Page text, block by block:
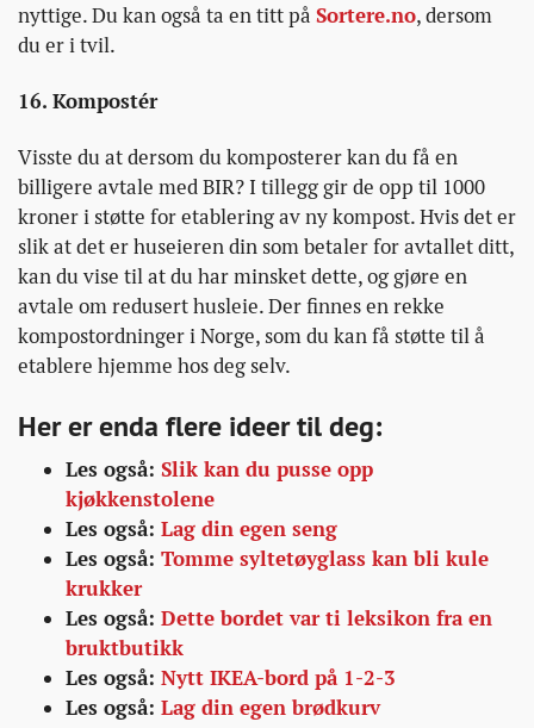
nyttige. Du kan også ta en titt på Sortere.no, dersom
du er i tvil.
16. Kompostér
Visste du at dersom du komposterer kan du få en
billigere avtale med BIR? I tillegg gir de opp til 1000
kroner i støtte for etablering av ny kompost. Hvis det er
slik at det er huseieren din som betaler for avtallet ditt,
kan du vise til at du har minsket dette, og gjøre en
avtale om redusert husleie. Der finnes en rekke
kompostordninger i Norge, som du kan få støtte til å
etablere hjemme hos deg selv.
Her er enda flere ideer til deg:
Les også: Slik kan du pusse opp
kjøkkenstolene
Les også: Lag din egen seng
Les også: Tomme syltetøyglass kan bli kule
krukker
Les også: Dette bordet var ti leksikon fra en
bruktbutikk
Les også: Nytt IKEA-bord på 1-2-3
Les også: Lag din egen brødkurv